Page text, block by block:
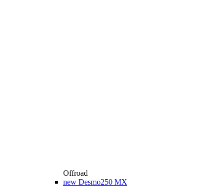
Offroad
new Desmo250 MX